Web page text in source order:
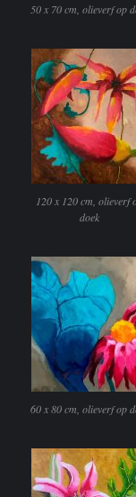
50 x 70 cm, olieverf op
120 x 120 cm, olieverf
doek
60 x 80 cm, olieverf op